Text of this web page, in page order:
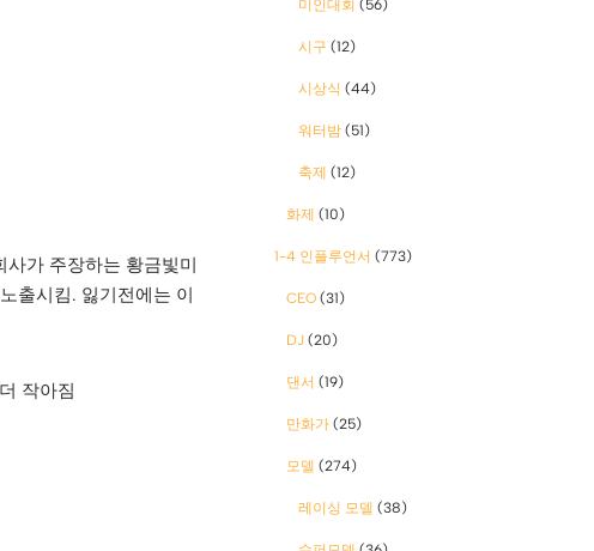
가 주장하는 황금빛미
출시킴. 잃기전에는 이
작아짐
미인대회 (56)
시구 (12)
시상식 (44)
워터밤 (51)
축제 (12)
화제 (10)
1-4 인플루언서 (773)
CEO (31)
DJ (20)
댄서 (19)
만화가 (25)
모델 (274)
레이싱 모델 (38)